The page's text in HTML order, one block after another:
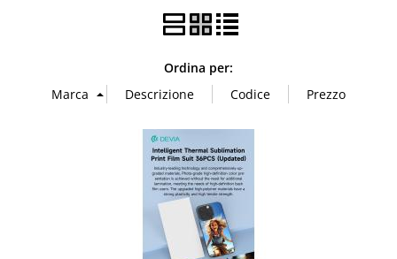
Batterie
Cartucce
Domotica
Office
Ordina per: